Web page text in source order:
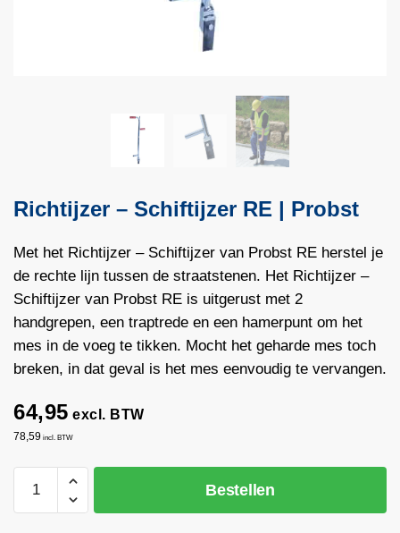
Richtijzer – Schiftijzer RE | Probst
Met het Richtijzer – Schiftijzer van Probst RE herstel je
de rechte lijn tussen de straatstenen. Het Richtijzer –
Schiftijzer van Probst RE is uitgerust met 2
handgrepen, een traptrede en een hamerpunt om het
mes in de voeg te tikken. Mocht het geharde mes toch
breken, in dat geval is het mes eenvoudig te vervangen.
64,95 excl. BTW
78,59 incl. BTW
Bestellen